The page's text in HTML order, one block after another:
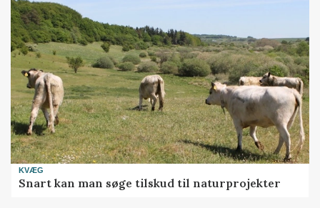
KVÆG
Snart kan man søge tilskud til naturprojekter